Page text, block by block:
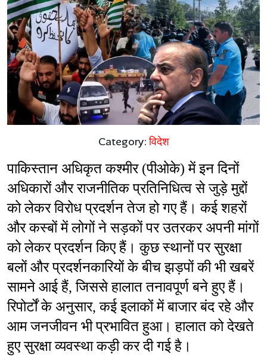
Category:विदेश
पाकिस्तान अधिकृत कश्मीर (पीओके) में इन दिनों
अधिकारों और राजनीतिक प्रतिनिधित्व से जुड़े मुद्दों
को लेकर विरोध प्रदर्शन तेज हो गए हैं। कई शहरों
और कस्बों में लोगों ने सड़कों पर उतरकर अपनी मांगों
को लेकर प्रदर्शन किए हैं। कुछ स्थानों पर सुरक्षा
बलों और प्रदर्शनकारियों के बीच झड़पों की भी खबरें
सामने आई हैं, जिससे हालात तनावपूर्ण बने हुए हैं।
रिपोर्टों के अनुसार, कई इलाकों में बाजार बंद रहे और
आम जनजीवन भी प्रभावित हुआ। हालात को देखते
हुए सुरक्षा व्यवस्था कड़ी कर दी गई है।